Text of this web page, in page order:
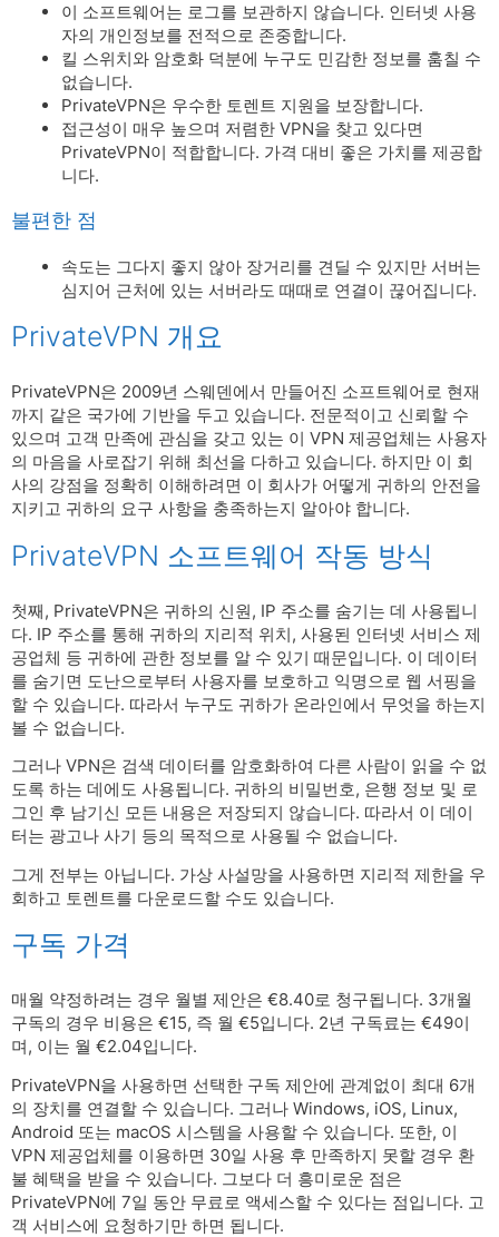
이 소프트웨어는 로그를 보관하지 않습니다. 인터넷 사용
자의 개인정보를 전적으로 존중합니다.
킬 스위치와 암호화 덕분에 누구도 민감한 정보를 훔칠 수
없습니다.
PrivateVPN은 우수한 토렌트 지원을 보장합니다.
접근성이 매우 높으며 저렴한 VPN을 찾고 있다면
PrivateVPN이 적합합니다. 가격 대비 좋은 가치를 제공합
니다.
불편한 점
속도는 그다지 좋지 않아 장거리를 견딜 수 있지만 서버는
심지어 근처에 있는 서버라도 때때로 연결이 끊어집니다.
PrivateVPN 개요
PrivateVPN은 2009년 스웨덴에서 만들어진 소프트웨어로 현재
까지 같은 국가에 기반을 두고 있습니다. 전문적이고 신뢰할 수
있으며 고객 만족에 관심을 갖고 있는 이 VPN 제공업체는 사용자
의 마음을 사로잡기 위해 최선을 다하고 있습니다. 하지만 이 회
사의 강점을 정확히 이해하려면 이 회사가 어떻게 귀하의 안전을
지키고 귀하의 요구 사항을 충족하는지 알아야 합니다.
PrivateVPN 소프트웨어 작동 방식
첫째, PrivateVPN은 귀하의 신원, IP 주소를 숨기는 데 사용됩니
다. IP 주소를 통해 귀하의 지리적 위치, 사용된 인터넷 서비스 제
공업체 등 귀하에 관한 정보를 알 수 있기 때문입니다. 이 데이터
를 숨기면 도난으로부터 사용자를 보호하고 익명으로 웹 서핑을
할 수 있습니다. 따라서 누구도 귀하가 온라인에서 무엇을 하는지
볼 수 없습니다.
그러나 VPN은 검색 데이터를 암호화하여 다른 사람이 읽을 수 없
도록 하는 데에도 사용됩니다. 귀하의 비밀번호, 은행 정보 및 로
그인 후 남기신 모든 내용은 저장되지 않습니다. 따라서 이 데이
터는 광고나 사기 등의 목적으로 사용될 수 없습니다.
그게 전부는 아닙니다. 가상 사설망을 사용하면 지리적 제한을 우
회하고 토렌트를 다운로드할 수도 있습니다.
구독 가격
매월 약정하려는 경우 월별 제안은 €8.40로 청구됩니다. 3개월
구독의 경우 비용은 €15, 즉 월 €5입니다. 2년 구독료는 €49이
며, 이는 월 €2.04입니다.
PrivateVPN을 사용하면 선택한 구독 제안에 관계없이 최대 6개
의 장치를 연결할 수 있습니다. 그러나 Windows, iOS, Linux,
Android 또는 macOS 시스템을 사용할 수 있습니다. 또한, 이
VPN 제공업체를 이용하면 30일 사용 후 만족하지 못할 경우 환
불 혜택을 받을 수 있습니다. 그보다 더 흥미로운 점은
PrivateVPN에 7일 동안 무료로 액세스할 수 있다는 점입니다. 고
객 서비스에 요청하기만 하면 됩니다.